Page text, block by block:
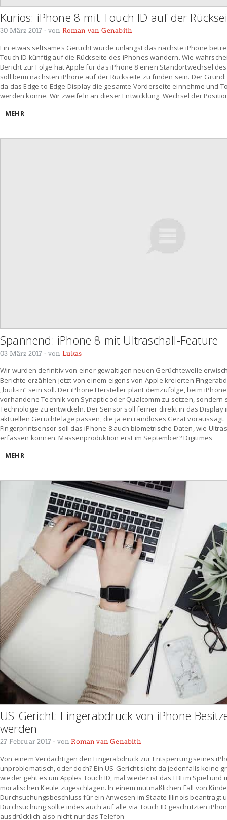
Kurios: iPhone 8 mit Touch ID auf der
30 März 2017 - von Roman van Genabith
Ein etwas seltsames Gerücht wurde unlängst das nächste iPhone
Touch ID künftig auf die Rückseite des iPhones wandern. Wie
Bericht zur Folge hat Apple für das iPhone 8 einen Standortwechsel
soll beim nächsten iPhone auf der Rückseite zu finden sein. Der
da das Edge-to-Edge-Display die gesamte Vorderseite einnehme und
werden könne. Wir zweifeln an dieser Entwicklung. Wechsel der
MEHR
Spannend: iPhone 8 mit Ultraschall-Feature
03 März 2017 - von Lukas
Wir wurden definitiv von einer gewaltigen neuen Gerüchtewelle
Berichte erzählen jetzt von einem eigens von Apple kreierten
„built-in“ sein soll. Der iPhone Hersteller plant demzufolge, beim
vorhandene Technik von Synaptic oder Qualcomm zu setzen,
Technologie zu entwickeln. Der Sensor soll ferner direkt in das
aktuellen Gerüchtelage passen, die ja ein randloses Gerät
Fingerprintsensor soll das iPhone 8 auch biometrische Daten, wie
erfassen können. Massenproduktion erst im September? Digitimes
MEHR
US-Gericht: Fingerabdruck von iPhone-
werden
27 Februar 2017- von Roman van Genabith
Von einem Verdächtigen den Fingerabdruck zur Entsperrung seines
unproblematisch, oder doch? Ein US-Gericht sieht da jedenfalls keine
wieder geht es um Apples Touch ID, mal wieder ist das FBI im Spiel und
moralischen Keule zugeschlagen. In einem mutmaßlichen Fall von
Durchsuchungsbeschluss für ein Anwesen im Staate Illinois beantragt
Durchsuchung sollte indes auch auf alle via Touch ID geschützten
ausdrücklich also nicht nur das Telefon